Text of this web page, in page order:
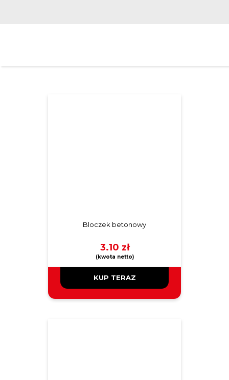
Bloczek betonowy
3.10 zł
KUP TERAZ